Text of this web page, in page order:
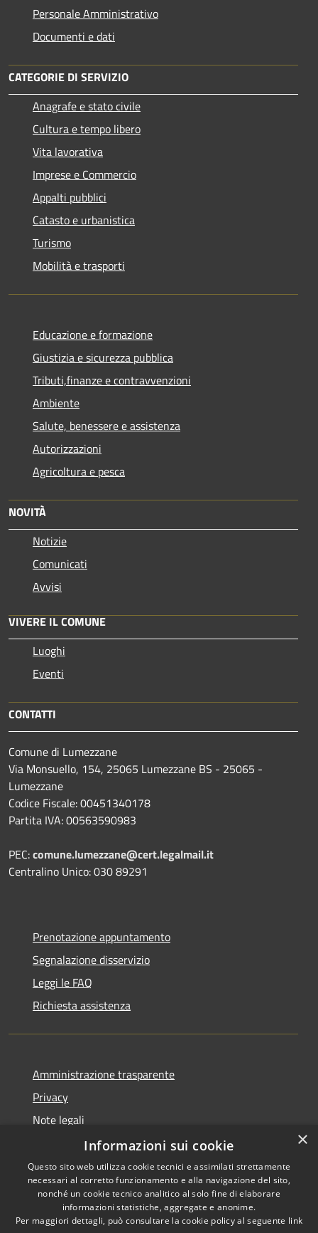
Personale Amministrativo
Documenti e dati
CATEGORIE DI SERVIZIO
Anagrafe e stato civile
Cultura e tempo libero
Vita lavorativa
Imprese e Commercio
Appalti pubblici
Catasto e urbanistica
Turismo
Mobilità e trasporti
Educazione e formazione
Giustizia e sicurezza pubblica
Tributi,finanze e contravvenzioni
Ambiente
Salute, benessere e assistenza
Autorizzazioni
Agricoltura e pesca
NOVITÀ
Notizie
Comunicati
Avvisi
VIVERE IL COMUNE
Luoghi
Eventi
CONTATTI
Comune di Lumezzane
Via Monsuello, 154, 25065 Lumezzane BS - 25065 -
Lumezzane
Codice Fiscale: 00451340178
Partita IVA: 00563590983
PEC:comune.lumezzane@cert.legalmail.it
Centralino Unico: 030 89291
Prenotazione appuntamento
Segnalazione disservizio
Leggi le FAQ
Richiesta assistenza
Amministrazione trasparente
Privacy
Note legali
Dichiarazione di accessibilità
RSS
Copyright © 2026 • Comune di
×
Informazioni sui cookie
Questo sito web utilizza cookie tecnici e assimilati strettamente
necessari al corretto funzionamento e alla navigazione del sito,
nonché un cookie tecnico analitico al solo fine di elaborare
informazioni statistiche, aggregate e anonime.
Per maggiori dettagli, può consultare la cookie policy al seguente link